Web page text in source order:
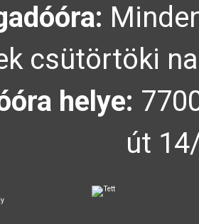
csütörtöki
helye:
út